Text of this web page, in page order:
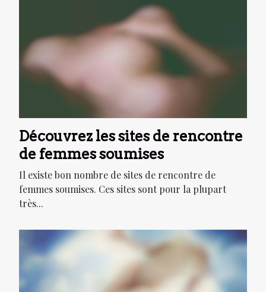
Découvrez les sites de rencontre
de femmes soumises
Il existe bon nombre de sites de rencontre de
femmes soumises. Ces sites sont pour la plupart
très...